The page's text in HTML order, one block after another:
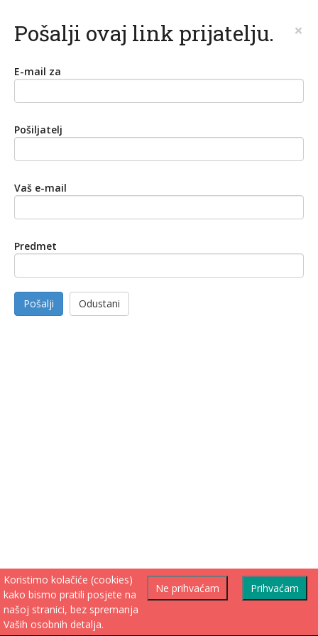
Pošalji ovaj link prijatelju. ×
E-mail za
Pošiljatelj
Vaš e-mail
Predmet
Pošalji Odustani
Prihvaćam
Ne prihvaćam
Koristimo kolačiće (cookies)
kako bismo pratili posjete na
našoj stranici, bez spremanja
Vaših osobnih detalja.